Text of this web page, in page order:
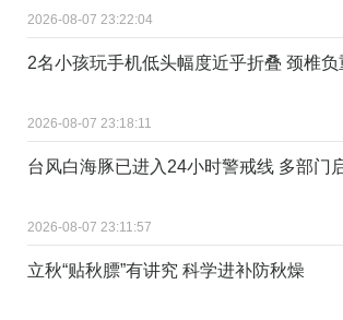
2026-08-07 23:22:04
2名小孩玩手机低头幅度近乎折叠 颈椎负
2026-08-07 23:18:11
台风白海豚已进入24小时警戒线 多部门
2026-08-07 23:11:57
立秋“贴秋膘”有讲究 科学进补防秋燥